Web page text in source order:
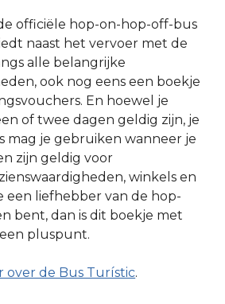
officiële hop-on-hop-off-bus
naast het vervoer met de
alle belangrijke
ook nog eens een boekje
En hoewel je
of twee dagen geldig zijn, je
mag je gebruiken wanneer je
zijn geldig voor
winkels en
een liefhebber van de hop-
bent, dan is dit boekje met
pluspunt.
over de Bus Turístic.